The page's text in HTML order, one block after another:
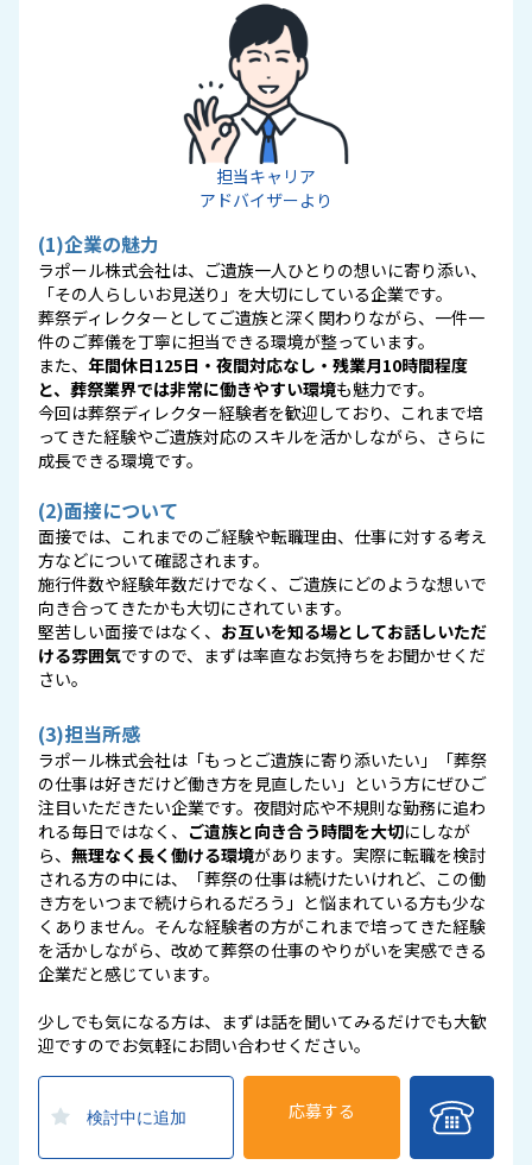
担当キャリア
アドバイザーより
(1)企業の魅力
ラポール株式会社は、ご遺族一人ひとりの想いに寄り添い、
「その人らしいお見送り」を大切にしている企業です。
葬祭ディレクターとしてご遺族と深く関わりながら、一件一
件のご葬儀を丁寧に担当できる環境が整っています。
また、 年間休日125日・夜間対応なし・残業月10時間程度
と、葬祭業界では非常に働きやすい環境も魅力です。
今回は葬祭ディレクター経験者を歓迎しており、これまで培
ってきた経験やご遺族対応のスキルを活かしながら、さらに
成長できる環境です。
(2)面接について
面接では、これまでのご経験や転職理由、仕事に対する考え
方などについて確認されます。
施行件数や経験年数だけでなく、ご遺族にどのような想いで
向き合ってきたかも大切にされています。
堅苦しい面接ではなく、 お互いを知る場としてお話しいただ
ける雰囲気ですので、まずは率直なお気持ちをお聞かせくだ
さい。
(3)担当所感
ラポール株式会社は「もっとご遺族に寄り添いたい」「葬祭
の仕事は好きだけど働き方を見直したい」という方にぜひご
注目いただきたい企業です。夜間対応や不規則な勤務に追わ
れる毎日ではなく、 ご遺族と向き合う時間を大切にしなが
ら、 無理なく長く働ける環境があります。実際に転職を検討
される方の中には、「葬祭の仕事は続けたいけれど、この働
き方をいつまで続けられるだろう」と悩まれている方も少な
くありません。そんな経験者の方がこれまで培ってきた経験
を活かしながら、改めて葬祭の仕事のやりがいを実感できる
企業だと感じています。
少しでも気になる方は、まずは話を聞いてみるだけでも大歓
迎ですのでお気軽にお問い合わせください。
検討中に追加 応募する